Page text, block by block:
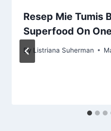
Resep Mie Tumis
Superfood On
By Listriana Suherman